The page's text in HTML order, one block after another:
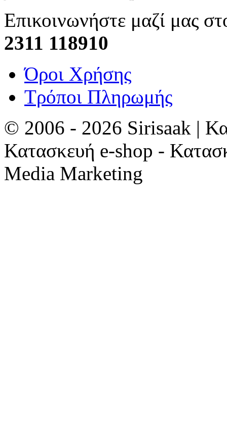
Επικοινωνήστε μαζί μας
2311 118910
Όροι Χρήσης
Τρόποι Πληρωμής
© 2006 - 2026 Sirisaak |
Κατασκευή e-shop -
Media Marketing